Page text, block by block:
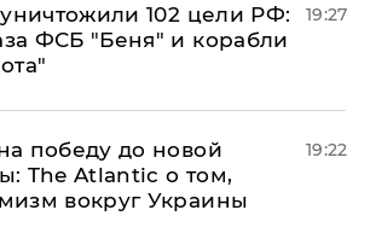
102 цели РФ:
ФСБ "Беня" и корабли
19:27
победу до новой
The Atlantic о том,
вокруг Украины
19:22